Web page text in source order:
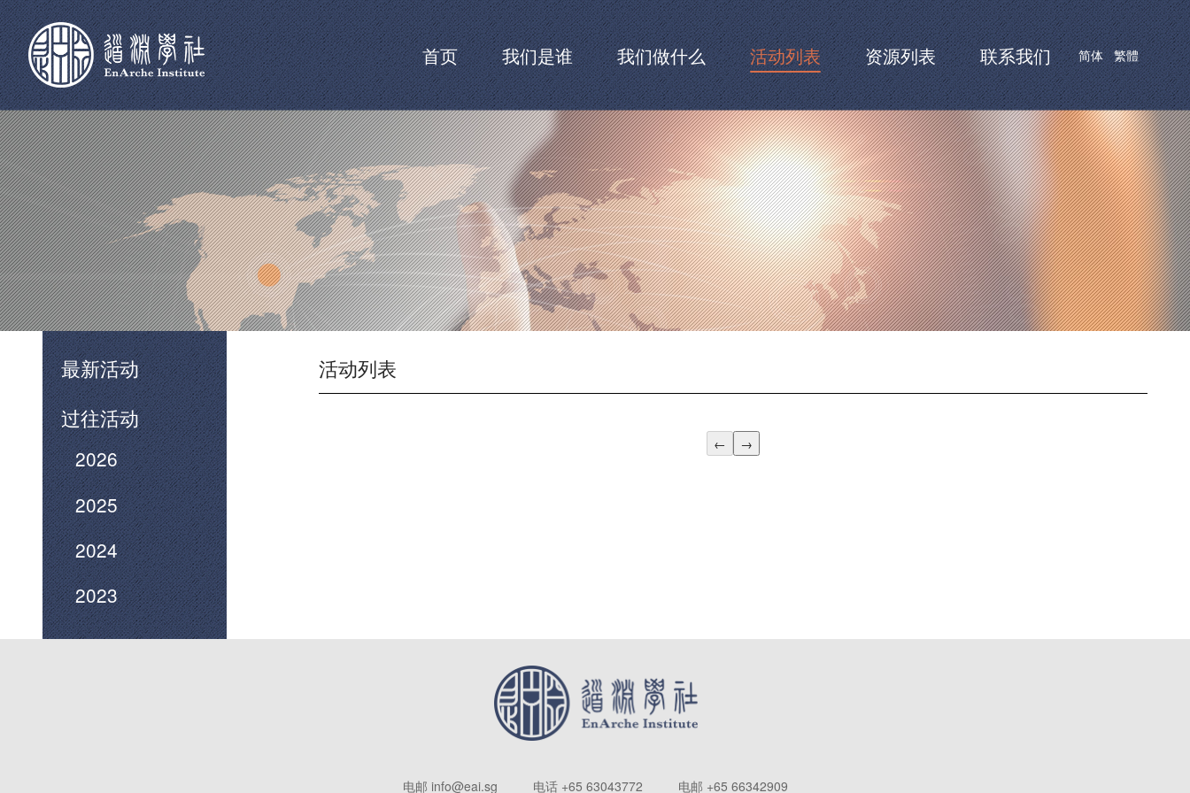
首页 我们是谁 我们做什么 活动列表 资源列表 联系我们 简体 繁體
最新活动
过往活动
2026
2025
2024
2023
活动列表
← →
电邮 info@eai.sg 电话 +65 63043772 电邮 +65 66342909